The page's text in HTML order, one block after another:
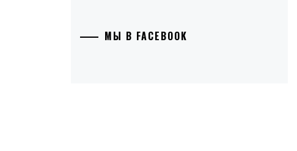
МЫ В FACEBOOK